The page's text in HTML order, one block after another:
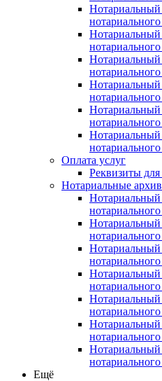
Нотариальный
Нотариальный
Нотариальный
Нотариальный
Нотариальный
Оплата услуг
Реквизиты
Нотариальные
Нотариальный
Нотариальный
Нотариальный
Нотариальный
Нотариальный
Нотариальный
Ещё